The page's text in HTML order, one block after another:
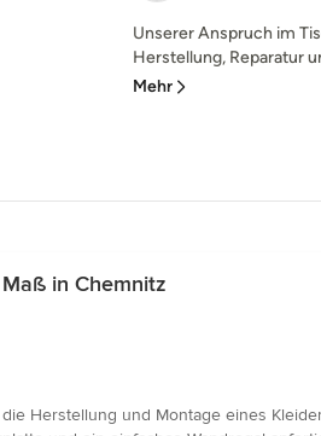
Unserer Anspruch im
Herstellung, Reparatur
Mehr
in Chemnitz
Herstellung und Montage eines